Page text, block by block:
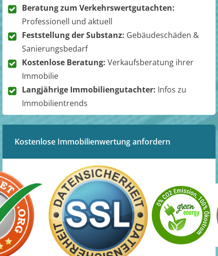
Beratung zum Verkehrswertgutachten:
Professionell und aktuell
Feststellung der Substanz: Gebäudeschäden &
Sanierungsbedarf
Kostenlose Beratung: Verkaufsberatung ihrer
Immobilie
Langjährige Immobiliengutachter: Infos zu
Immobilientrends
Kostenlose Immobilienwertung anfordern